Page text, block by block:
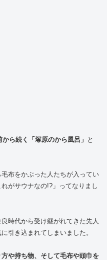
から続く「塚原のから風呂」 と
布をかぶった人たちが入ってい
がサウナなの!?」ってなりまし
時代から受け継がれてきた先人
引き込まれてしまいました。
や持ち物、そして毛布や頭巾を